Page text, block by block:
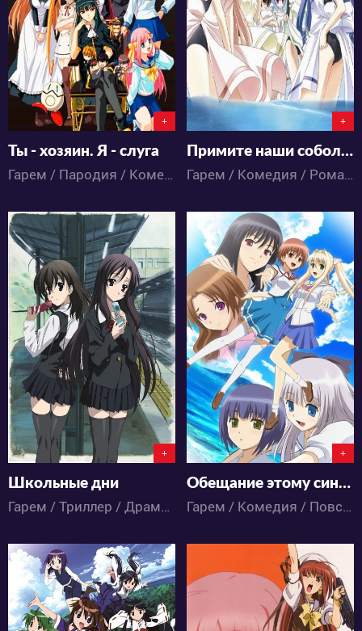
1 3
+
Ты - хозяин. Я - слуга
Гарем / Пародия / Комедия / Романтика / Сёнэн / Этти / Аниме
2 4
+
Примите наши соболезнования, Ниномия-кун
Гарем / Комедия / Романтика / Сёнэн / Фэнтези / Этти / Аниме
8958
7 6
+
Школьные дни
Гарем / Триллер / Драма / Романтика / Сёнэн / Ужасы / Школа / Аниме
3507
3 0
+
Обещание этому синему небу
Гарем / Комедия / Повседневность / Романтика / Школа / Аниме